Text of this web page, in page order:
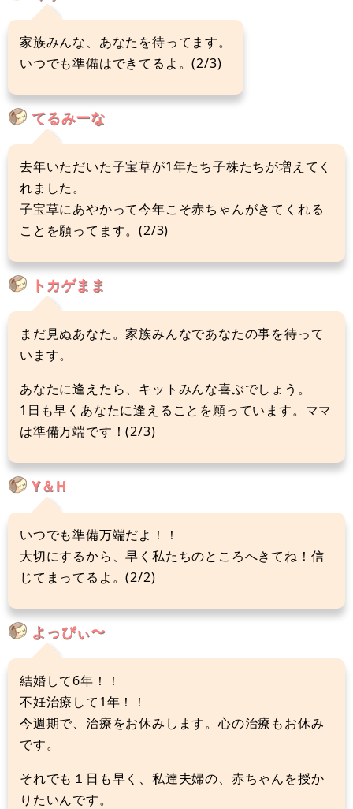
家族みんな、あなたを待ってます。
いつでも準備はできてるよ。(2/3)
てるみーな
去年いただいた子宝草が1年たち子株たちが増えてく
れました。
子宝草にあやかって今年こそ赤ちゃんがきてくれる
ことを願ってます。(2/3)
トカゲまま
まだ見ぬあなた。家族みんなであなたの事を待って
います。
あなたに逢えたら、キットみんな喜ぶでしょう。
1日も早くあなたに逢えることを願っています。ママ
は準備万端です！(2/3)
Y＆H
いつでも準備万端だよ！！
大切にするから、早く私たちのところへきてね！信
じてまってるよ。(2/2)
よっぴぃ〜
結婚して6年！！
不妊治療して1年！！
今週期で、治療をお休みします。心の治療もお休み
です。
それでも１日も早く、私達夫婦の、赤ちゃんを授か
りたいんです。